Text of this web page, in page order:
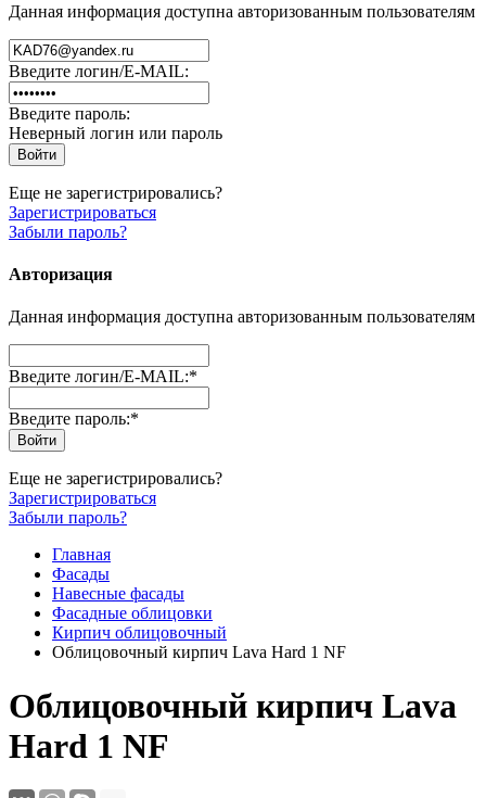
Данная информация доступна авторизованным пользователям
Введите логин/E-MAIL:
Введите пароль:
Неверный логин или пароль
Еще не зарегистрировались?
Зарегистрироваться
Забыли пароль?
Авторизация
Данная информация доступна авторизованным пользователям
Введите логин/E-MAIL:*
Введите пароль:*
Еще не зарегистрировались?
Зарегистрироваться
Забыли пароль?
Главная
Фасады
Навесные фасады
Фасадные облицовки
Кирпич облицовочный
Облицовочный кирпич Lava Hard 1 NF
Облицовочный кирпич Lava
Hard 1 NF